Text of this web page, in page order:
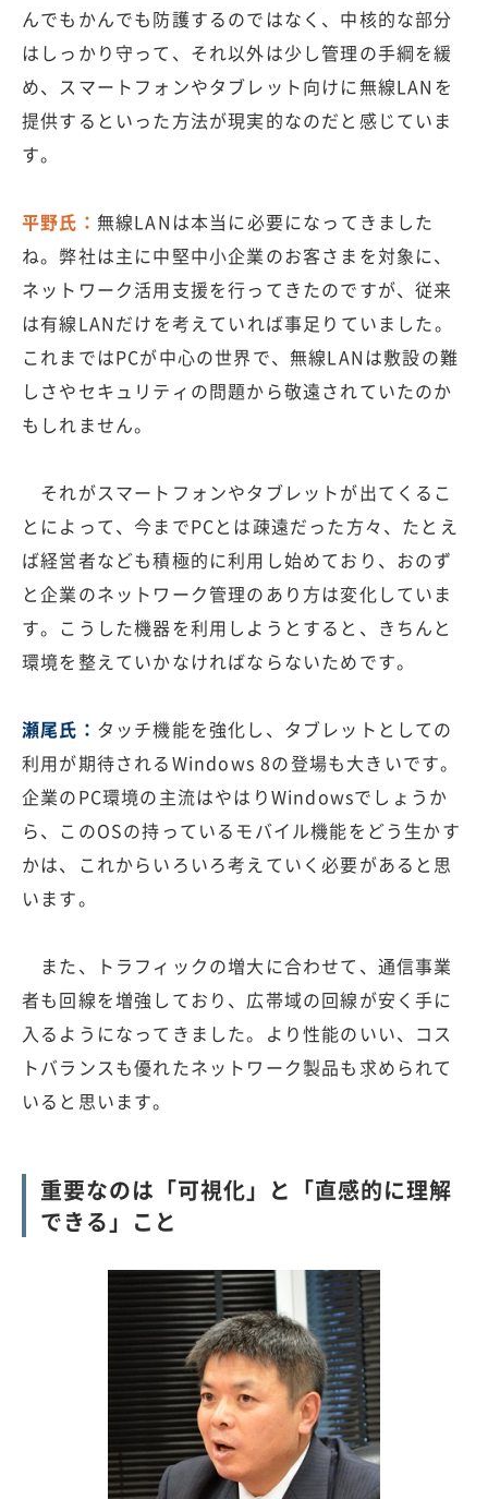
んでもかんでも防護するのではなく、中核的な部分
はしっかり守って、それ以外は少し管理の手綱を緩
め、スマートフォンやタブレット向けに無線LANを
提供するといった方法が現実的なのだと感じていま
す。
平野氏： 無線LANは本当に必要になってきました
ね。弊社は主に中堅中小企業のお客さまを対象に、
ネットワーク活用支援を行ってきたのですが、従来
は有線LANだけを考えていれば事足りていました。
これまではPCが中心の世界で、無線LANは敷設の難
しさやセキュリティの問題から敬遠されていたのか
もしれません。
それがスマートフォンやタブレットが出てくるこ
とによって、今までPCとは疎遠だった方々、たとえ
ば経営者なども積極的に利用し始めており、おのず
と企業のネットワーク管理のあり方は変化していま
す。こうした機器を利用しようとすると、きちんと
環境を整えていかなければならないためです。
瀬尾氏： タッチ機能を強化し、タブレットとしての
利用が期待されるWindows 8の登場も大きいです。
企業のPC環境の主流はやはりWindowsでしょうか
ら、このOSの持っているモバイル機能をどう生かす
かは、これからいろいろ考えていく必要があると思
います。
また、トラフィックの増大に合わせて、通信事業
者も回線を増強しており、広帯域の回線が安く手に
入るようになってきました。より性能のいい、コス
トバランスも優れたネットワーク製品も求められて
いると思います。
重要なのは「可視化」と「直感的に理解
できる」こと